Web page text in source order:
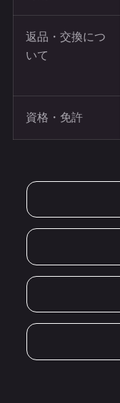
返品・交換につ
いて
資格・免許